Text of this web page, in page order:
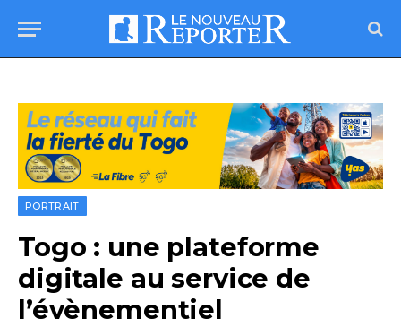
PORTRAIT
Togo : une plateforme
digitale au service de
l’évènementiel